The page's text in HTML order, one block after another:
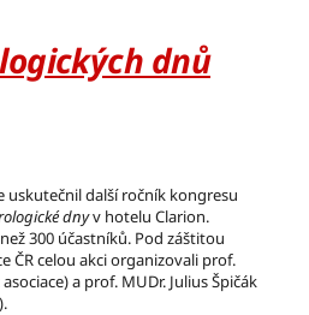
dnů
uskutečnil další ročník kongresu
dnyv hotelu Clarion.
300 účastníků. Pod záštitou
ČR celou akci organizovali prof.
a prof. MUDr. Julius Špičák